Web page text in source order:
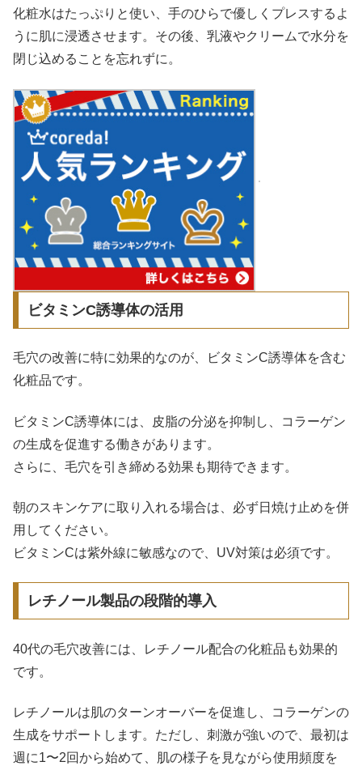
化粧水はたっぷりと使い、手のひらで優しくプレスするよ
うに肌に浸透させます。その後、乳液やクリームで水分を
閉じ込めることを忘れずに。
ビタミンC誘導体の活用
毛穴の改善に特に効果的なのが、ビタミンC誘導体を含む
化粧品です。
ビタミンC誘導体には、皮脂の分泌を抑制し、コラーゲン
の生成を促進する働きがあります。
さらに、毛穴を引き締める効果も期待できます。
朝のスキンケアに取り入れる場合は、必ず日焼け止めを併
用してください。
ビタミンCは紫外線に敏感なので、UV対策は必須です。
レチノール製品の段階的導入
40代の毛穴改善には、レチノール配合の化粧品も効果的
です。
レチノールは肌のターンオーバーを促進し、コラーゲンの
生成をサポートします。ただし、刺激が強いので、最初は
週に1〜2回から始めて、肌の様子を見ながら使用頻度を